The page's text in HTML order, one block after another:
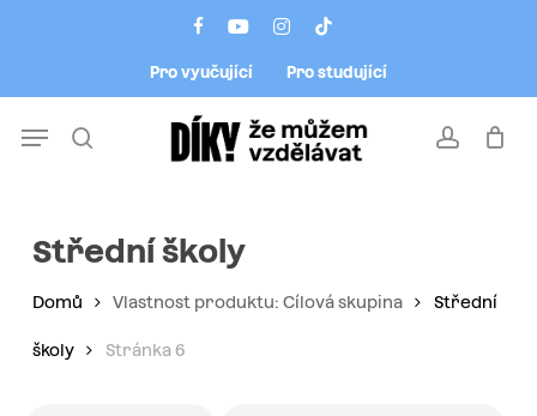
facebookyoutubeinstagram
tiktok
Pro vyučující Pro studující
account
Menu
Střední školy
Domů Vlastnost produktu: Cílová skupina Střední
školy Stránka 6